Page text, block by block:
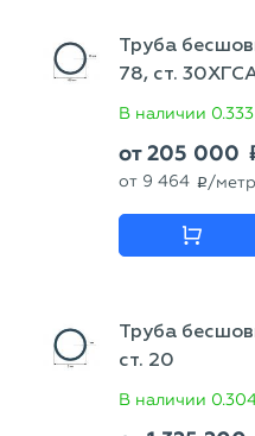
Труба
78, ст.
В наличии
от205 000
от 9 464 p /метр
Труба
ст. 20
В наличии